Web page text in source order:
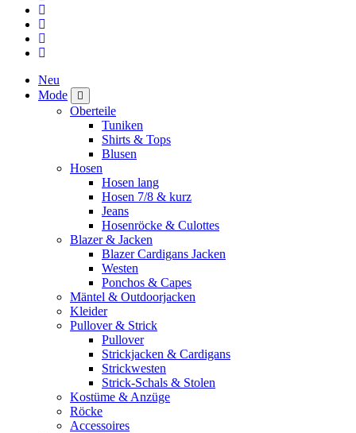
Neu
Mode
Oberteile
Tuniken
Shirts & Tops
Blusen
Hosen
Hosen lang
Hosen 7/8 & kurz
Jeans
Hosenröcke & Culottes
Blazer & Jacken
Blazer Cardigans Jacken
Westen
Ponchos & Capes
Mäntel & Outdoorjacken
Kleider
Pullover & Strick
Pullover
Strickjacken & Cardigans
Strickwesten
Strick-Schals & Stolen
Kostüme & Anzüge
Röcke
Accessoires